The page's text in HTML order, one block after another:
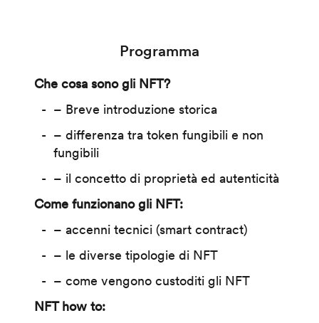
Programma
Che cosa sono gli NFT?
– Breve introduzione storica
– differenza tra token fungibili e non
fungibili
– il concetto di proprietà ed autenticità
Come funzionano gli NFT:
– accenni tecnici (smart contract)
– le diverse tipologie di NFT
– come vengono custoditi gli NFT
NFT how to: